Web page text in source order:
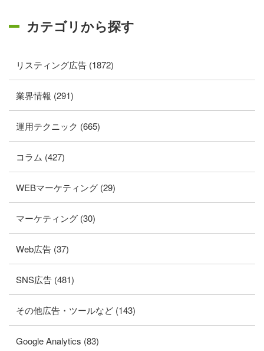
カテゴリから探す
リスティング広告 (1872)
業界情報 (291)
運用テクニック (665)
コラム (427)
WEBマーケティング (29)
マーケティング (30)
Web広告 (37)
SNS広告 (481)
その他広告・ツールなど (143)
Google Analytics (83)